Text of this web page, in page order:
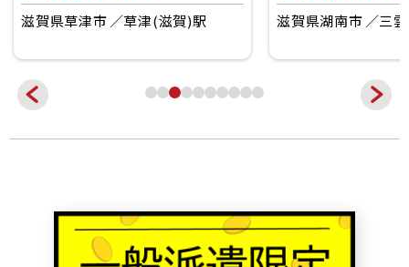
滋賀県草津市 草津(滋賀)駅 滋賀県湖南市 三